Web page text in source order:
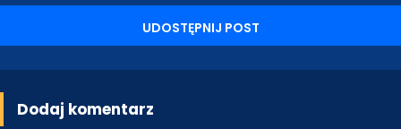
UDOSTĘPNIJ POST
Dodaj komentarz